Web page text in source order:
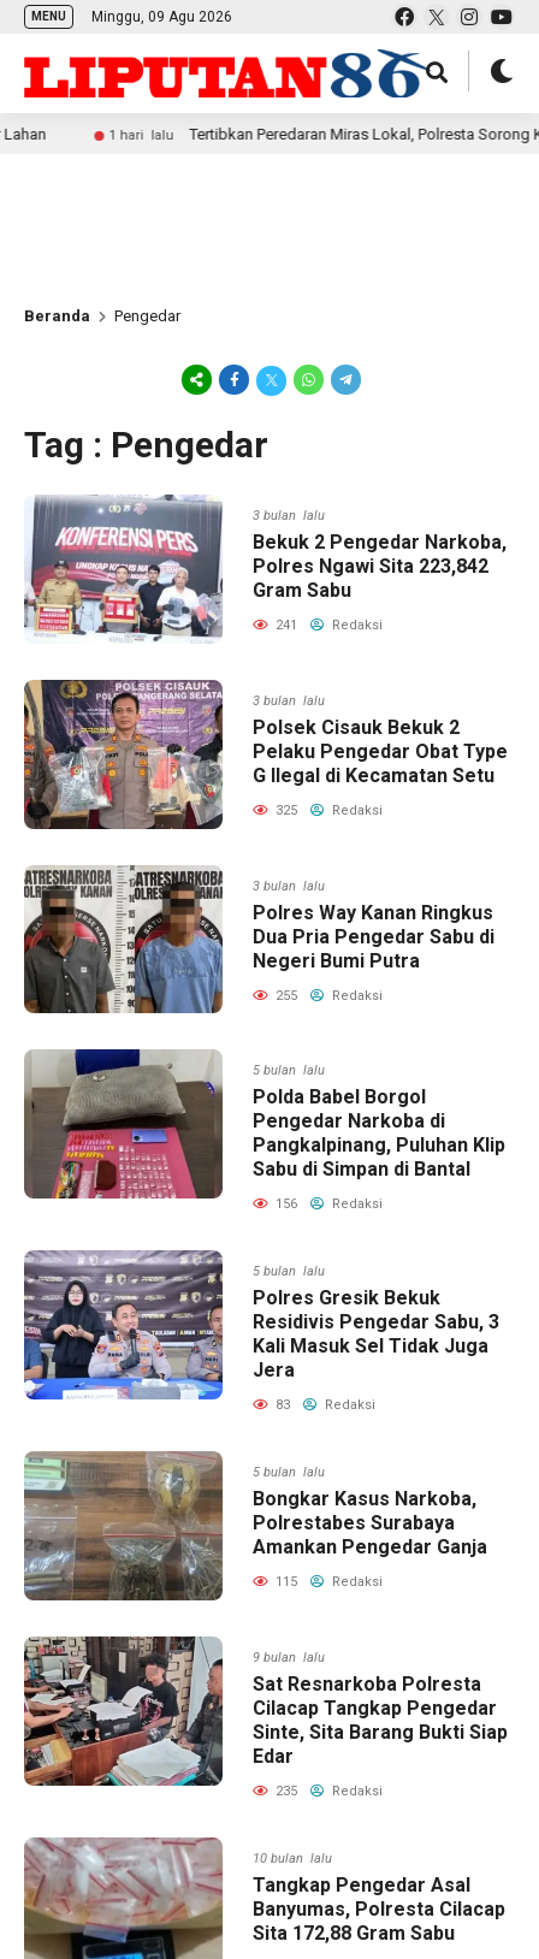
MENU Minggu, 09 Agu 2026
1 hari lalu Tertibkan Peredaran Miras Lokal, Polresta Sorong Kembali
Beranda Pengedar
Tag : Pengedar
3 bulan lalu
Bekuk 2 Pengedar Narkoba,
Polres Ngawi Sita 223,842
Gram Sabu
241 Redaksi
3 bulan lalu
Polsek Cisauk Bekuk 2
Pelaku Pengedar Obat Type
G Ilegal di Kecamatan Setu
325 Redaksi
3 bulan lalu
Polres Way Kanan Ringkus
Dua Pria Pengedar Sabu di
Negeri Bumi Putra
255 Redaksi
5 bulan lalu
Polda Babel Borgol
Pengedar Narkoba di
Pangkalpinang, Puluhan Klip
Sabu di Simpan di Bantal
156 Redaksi
5 bulan lalu
Polres Gresik Bekuk
Residivis Pengedar Sabu, 3
Kali Masuk Sel Tidak Juga
Jera
83 Redaksi
5 bulan lalu
Bongkar Kasus Narkoba,
Polrestabes Surabaya
Amankan Pengedar Ganja
115 Redaksi
9 bulan lalu
Sat Resnarkoba Polresta
Cilacap Tangkap Pengedar
Sinte, Sita Barang Bukti Siap
Edar
235 Redaksi
10 bulan lalu
Tangkap Pengedar Asal
Banyumas, Polresta Cilacap
Sita 172,88 Gram Sabu